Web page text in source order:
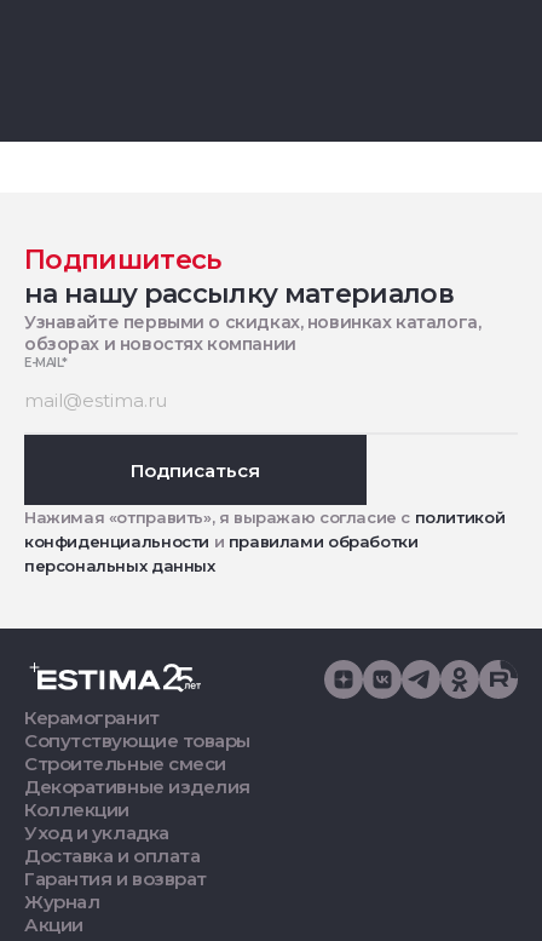
Подпишитесь
на нашу рассылку материалов
Узнавайте первыми о скидках, новинках каталога,
обзорах и новостях компании
E-MAIL*
Подписаться
Нажимая «отправить», я выражаю согласие с политикой
конфиденциальности и правилами обработки
персональных данных
Керамогранит
Сопутствующие товары
Строительные смеси
Декоративные изделия
Коллекции
Уход и укладка
Доставка и оплата
Гарантия и возврат
Журнал
Акции